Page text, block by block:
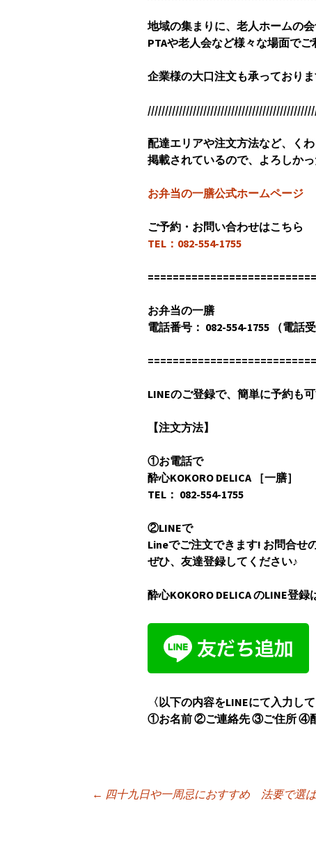
地域の集まりに、老人ホームの
PTAや老人会など様々な場面でご
企業様の大口注文も承っておりま
配達エリアや注文方法など、
く
掲載されているので、 よろしか
お弁当の一膳公式ホームページ
ご予約・お問い合わせはこちら
TEL：082-554-1755
お弁当の一膳
電話番号： 082-554-1755 （電話
LINEのご登録で、簡単に予約も可
【︎注文方法】
①お電話で
酔心KOKORO DELICA ［一膳］
TEL： 082-554-1755
②LINEで
Lineでご注文できます! お問合せ
ぜひ、友達登録してください♪
酔心KOKORO DELICAのLINE登録
〈以下の内容をLINEにて入力し
①お名前②ご連絡先③ご住所④
投稿ナビゲーシ
← 四十九日や一周忌におすすめ 法要で選